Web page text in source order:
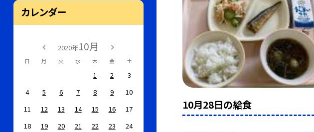
10月28日の給食
カレンダー
2020年10月
日 月 火 水 木 金 土
1 2
3
4
5 6 7 8 9
10
11
12 13 14 15 16
17
18
19 20 21 22 23
24